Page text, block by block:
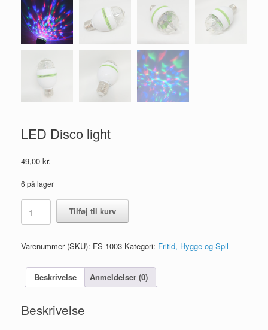
LED Disco light
49,00 kr.
6 på lager
LED
Disco
light
Tilføj til kurv
Varenummer (SKU): FS 1003 Kategori: Fritid, Hygge og Spil
Beskrivelse Anmeldelser (0)
Beskrivelse